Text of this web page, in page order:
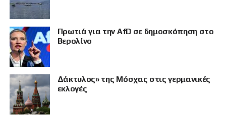
Πρωτιά για την AfD σε δημοσκόπηση στο
Βερολίνο
Δάκτυλος» της Μόσχας στις γερμανικές
εκλογές